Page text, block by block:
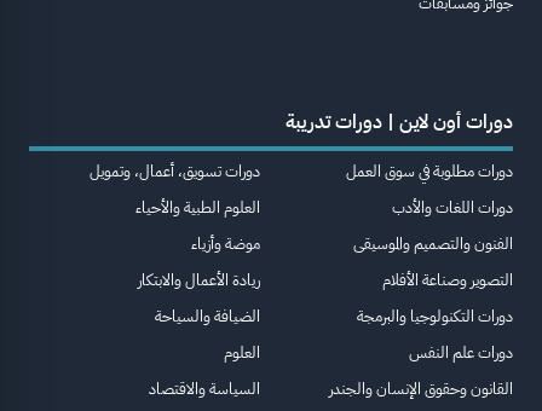
دورات أون لاين | دورات تدريبة
دورات مطلوبة في سوق العمل
دورات اللغات والأدب
الفنون والتصميم والموسيقى
التصوير وصناعة الأفلام
دورات التكنولوجيا والبرمجة
دورات علم النفس
القانون وحقوق الإنسان والجندر
دورات تسويق، أعمال، وتمويل
العلوم الطبية والأحياء
موضة وأزياء
ريادة الأعمال والابتكار
الضيافة والسياحة
العلوم
السياسة والاقتصاد